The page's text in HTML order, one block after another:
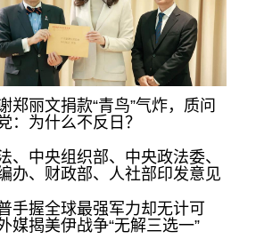
郑丽文捐款“青鸟”气炸，质问
：为什么不反日？
、中央组织部、中央政法委、
办、财政部、人社部印发意见
手握全球最强军力却无计可
媒揭美伊战争“无解三选一”